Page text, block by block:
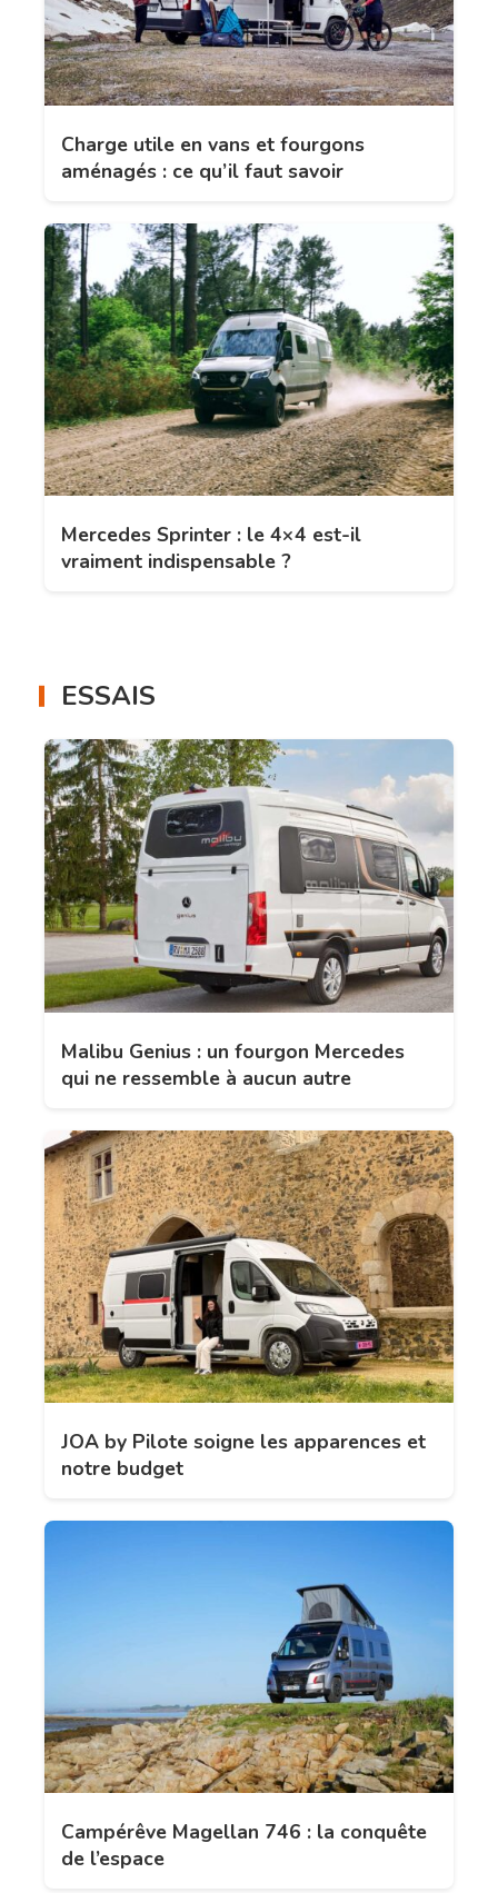
Charge utile en vans et fourgons
aménagés : ce qu’il faut savoir
Mercedes Sprinter : le 4×4 est-il
vraiment indispensable ?
ESSAIS
Malibu Genius : un fourgon Mercedes
qui ne ressemble à aucun autre
JOA by Pilote soigne les apparences et
notre budget
Campérêve Magellan 746 : la conquête
de l’espace